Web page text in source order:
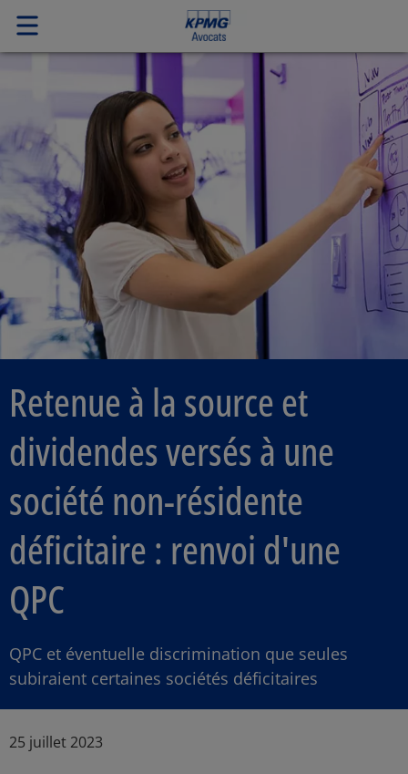
Retenue à la source et
dividendes versés à une
société non-résidente
déficitaire : renvoi d'une
QPC
QPC et éventuelle discrimination que seules
subiraient certaines sociétés déficitaires
Article Posted date
25 juillet 2023